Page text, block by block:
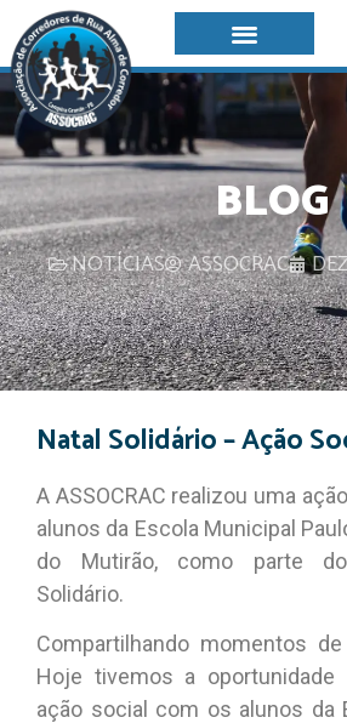
BLOG
NOTÍCIAS ASSOCRAC
Natal Solidário – Ação
A ASSOCRAC realizou uma
alunos da Escola Municipal
do Mutirão, como parte
Solidário.
Compartilhando momentos
Hoje tivemos a oportunidade
ação social com os alunos da